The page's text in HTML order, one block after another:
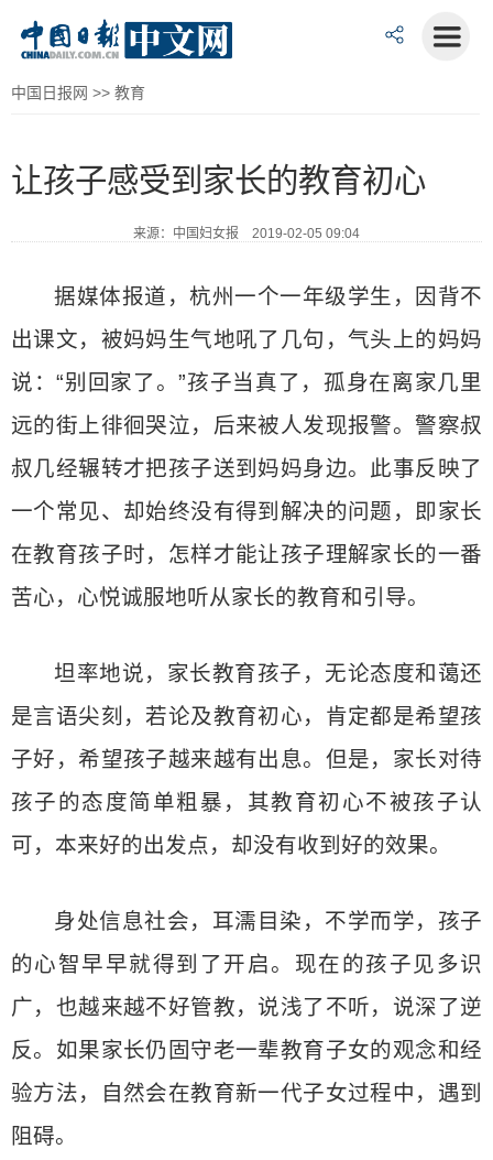
中国日报网 >> 教育
让孩子感受到家长的教育初心
来源：中国妇女报 2019-02-05 09:04
据媒体报道，杭州一个一年级学生，因背不
出课文，被妈妈生气地吼了几句，气头上的妈妈
说：“别回家了。”孩子当真了，孤身在离家几里
远的街上徘徊哭泣，后来被人发现报警。警察叔
叔几经辗转才把孩子送到妈妈身边。此事反映了
一个常见、却始终没有得到解决的问题，即家长
在教育孩子时，怎样才能让孩子理解家长的一番
苦心，心悦诚服地听从家长的教育和引导。
坦率地说，家长教育孩子，无论态度和蔼还
是言语尖刻，若论及教育初心，肯定都是希望孩
子好，希望孩子越来越有出息。但是，家长对待
孩子的态度简单粗暴，其教育初心不被孩子认
可，本来好的出发点，却没有收到好的效果。
身处信息社会，耳濡目染，不学而学，孩子
的心智早早就得到了开启。现在的孩子见多识
广，也越来越不好管教，说浅了不听，说深了逆
反。如果家长仍固守老一辈教育子女的观念和经
验方法，自然会在教育新一代子女过程中，遇到
阻碍。